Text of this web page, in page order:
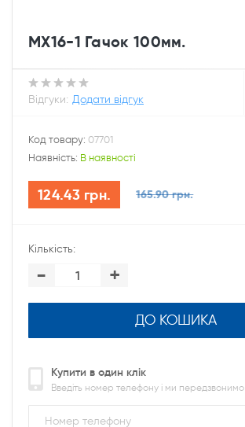
MX16-1 Гачок 100мм.
Відгуки: Додати відгук
Код товару: 07701
Наявність: В наявності
124.43 грн. 165.90 грн.
Кількість:
- +
ДО КОШИКА
Купити в один клік
Введіть номер телефону і ми передзвонимо